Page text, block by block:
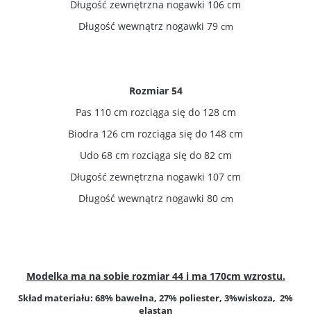
Długość zewnętrzna nogawki 106 cm
Długość wewnątrz nogawki 79 cm
Rozmiar 54
Pas 110 cm rozciąga się do 128 cm
Biodra 126 cm rozciąga się do 148 cm
Udo 68 cm rozciąga się do 82 cm
Długość zewnętrzna nogawki 107 cm
Długość wewnątrz nogawki 80 cm
Modelka ma na sobie rozmiar 44 i ma 170cm wzrostu.
Skład materiału: 68% bawełna, 27% poliester, 3%wiskoza, 2%
elastan